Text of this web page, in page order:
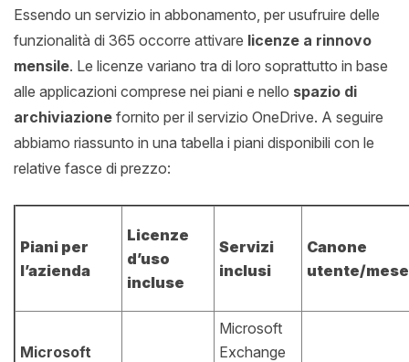
Essendo un servizio in abbonamento, per usufruire delle
funzionalità di 365 occorre attivare licenze a rinnovo
mensile. Le licenze variano tra di loro soprattutto in base
alle applicazioni comprese nei piani e nello spazio di
archiviazione fornito per il servizio OneDrive. A seguire
abbiamo riassunto in una tabella i piani disponibili con le
relative fasce di prezzo:
Piani per
l’azienda
Licenze
d’uso
incluse
Servizi
inclusi
Canone
utente/
Microsoft
Microsoft
Exchange